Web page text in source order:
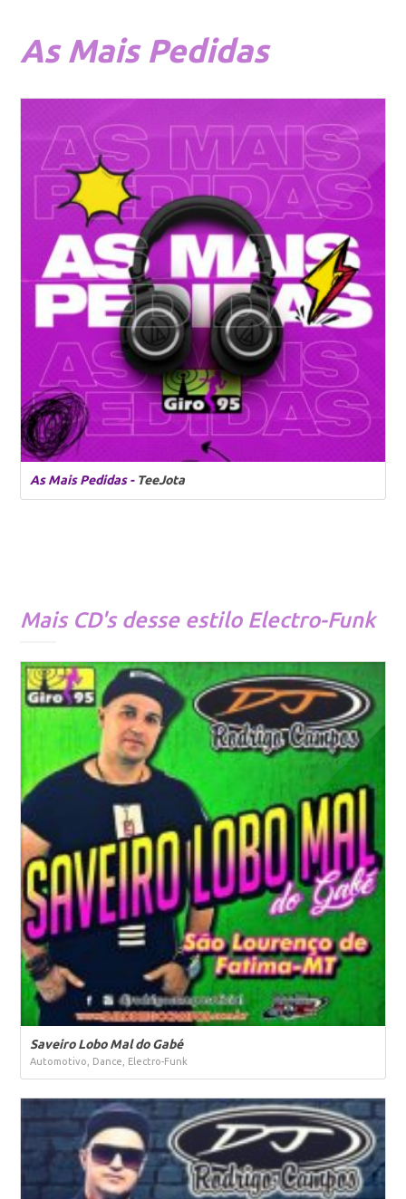
AsMais Pedidas
As Mais Pedidas - TeeJota
Mais CD's desse estilo Electro-Funk
Saveiro Lobo Mal do Gabé
Automotivo, Dance, Electro-Funk